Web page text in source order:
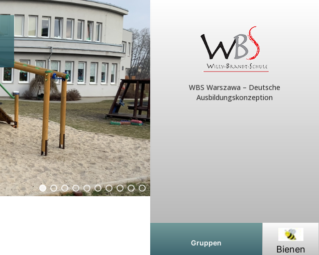
WBS Warszawa – Deutsche
Ausbildungskonzeption
Gruppen
Bienen